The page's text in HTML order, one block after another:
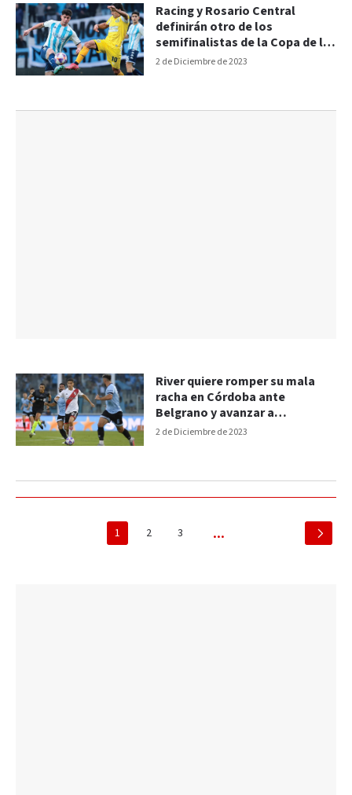
2 de Diciembre de 2023
Racing y Rosario Central
definirán otro de los
semifinalistas de la Copa de la
Liga
2 de Diciembre de 2023
River quiere romper su mala
racha en Córdoba ante
Belgrano y avanzar a
semifinales de la Copa LPF
1 2 3